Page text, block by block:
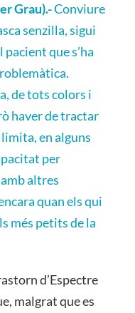
Grau).-Conviure
senzilla, sigui
que s’ha
de tots colors i
haver de tractar
en alguns
per
altres
quan els qui
més petits de la
d’Espectre
malgrat que es